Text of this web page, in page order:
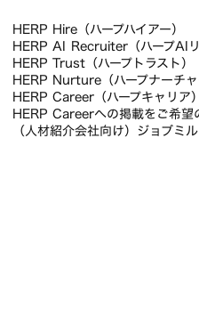
HERP Hire（ハープハイアー）
HERP AI Recruiter（ハープAIリ
HERP Trust（ハープトラスト）
HERP Nurture（ハープナーチャ
HERP Career（ハープキャリア）
HERP Careerへの掲載をご希望
（人材紹介会社向け）ジョブミル